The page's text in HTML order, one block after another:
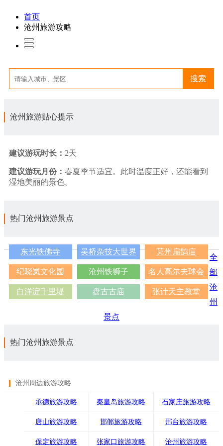
首页
沧州旅游攻略
搜索
沧州旅游贴心提示
建议游玩时长： 2天
建议游玩月份： 春夏季节适宜。此时温度正好，还能看到
湿地美丽的景色。
热门沧州旅游景点
东光铁佛寺 吴桥杂技大世界 莫州扁鹊庙
纪晓岚文化园 沧州铁狮子 名人高尔夫球会
白洋淀千里堤 盘古古庙 张计天主教堂
全
部
沧
州
景点
热门沧州旅游景点
沧州周边旅游攻略
承德旅游攻略 秦皇岛旅游攻略 石家庄旅游攻略
唐山旅游攻略 邯郸旅游攻略 邢台旅游攻略
保定旅游攻略 张家口旅游攻略 沧州旅游攻略